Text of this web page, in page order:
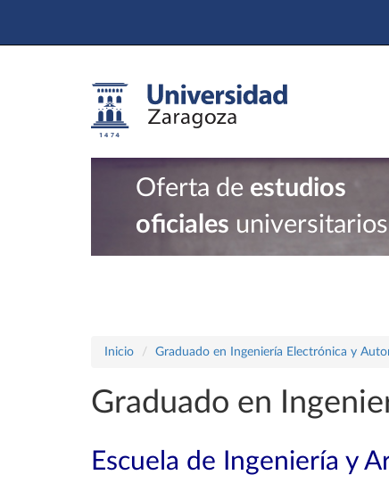
Oferta de estudios
oficiales universitarios
Inicio Graduado en Ingeniería Electrónica y
Graduado en
Escuela de Ingeniería y